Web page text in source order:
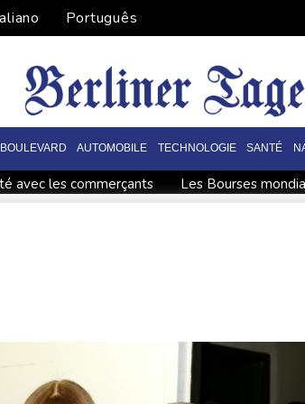
Português
BOULEVARD AUTOMOBILE TECHNOLOGIE SANTÉ
avec les commerçants
Les Bourses
Tour de France:
Culottes menstruelles
Emploi américain